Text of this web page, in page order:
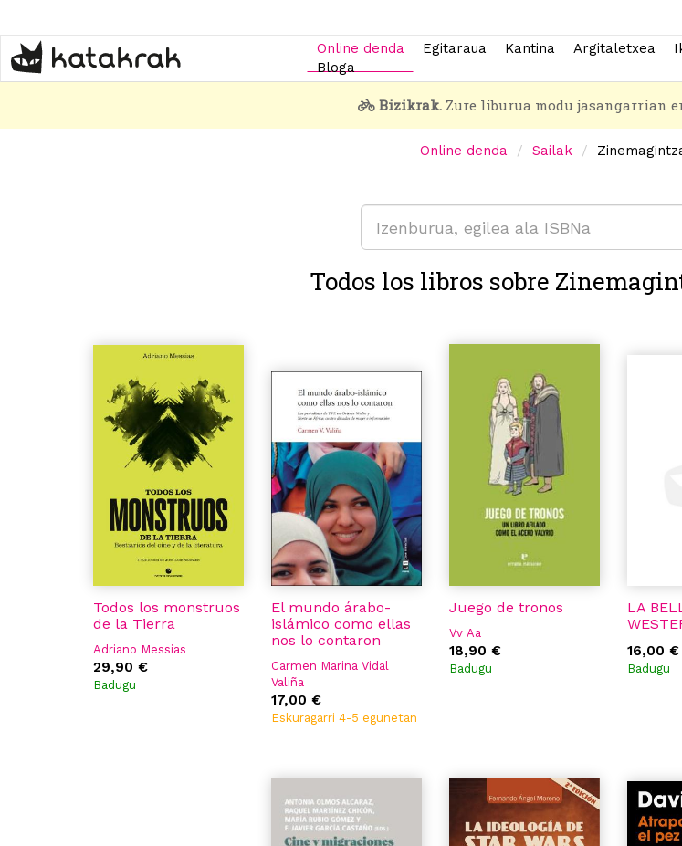
main
content
Online denda Egitaraua Kantina Argitaletxea
Bloga
Bizikrak. Zure liburua modu jasangarrian
Online denda Sailak
Todos los libros sobre
Todos los monstruos
de la Tierra
Adriano Messias
29,90 €
Badugu
El mundo árabo-
islámico como ellas
nos lo contaron
Carmen Marina Vidal
Valiña
17,00 €
Eskuragarri 4-5 egunetan
Juego de tronos
Vv Aa
18,90 €
Badugu
LA
16,00 €
Badugu